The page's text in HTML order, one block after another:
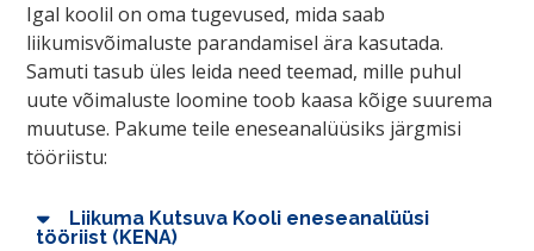
Igal koolil on oma tugevused, mida saab
liikumisvõimaluste parandamisel ära kasutada.
Samuti tasub üles leida need teemad, mille puhul
uute võimaluste loomine toob kaasa kõige suurema
muutuse. Pakume teile eneseanalüüsiks järgmisi
tööriistu:
Liikuma Kutsuva Kooli eneseanalüüsi
tööriist (KENA)